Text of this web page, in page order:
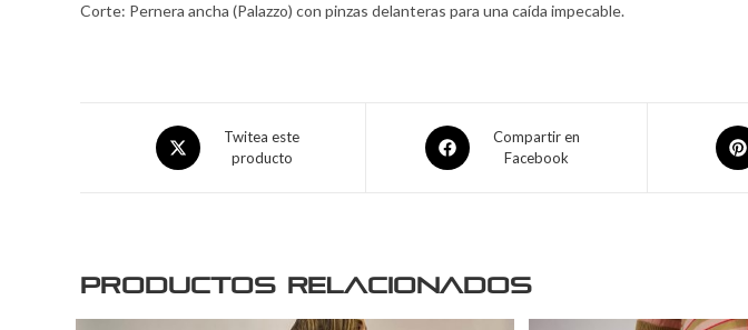
Corte: Pernera ancha (Palazzo) con pinzas delanteras para una caída impecable.
Twitea este
producto
Compartir en
Facebook
Productos relacionados